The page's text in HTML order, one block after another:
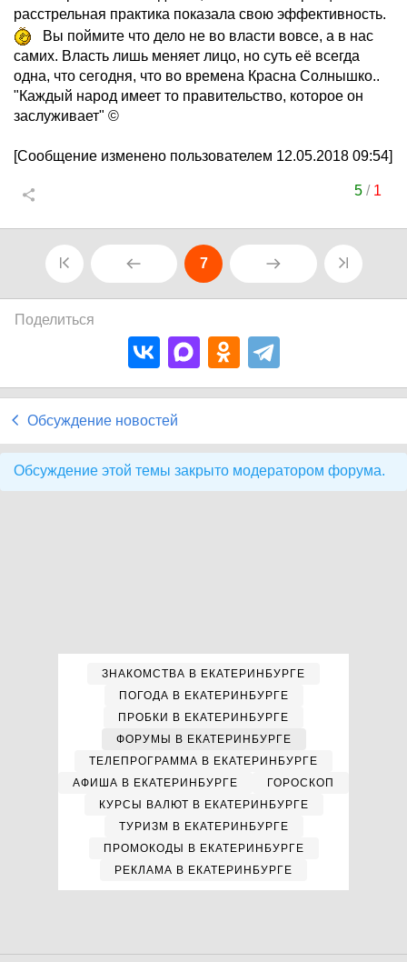
расстрельная практика показала свою эффективность.
Вы поймите что дело не во власти вовсе, а в нас
самих. Власть лишь меняет лицо, но суть её всегда
одна, что сегодня, что во времена Красна Солнышко..
"Каждый народ имеет то правительство, которое он
заслуживает" ©
[Сообщение изменено пользователем 12.05.2018 09:54]
5/ 1
7
Поделиться
Обсуждение новостей
Обсуждение этой темы закрыто модератором форума.
ЗНАКОМСТВА В ЕКАТЕРИНБУРГЕ
ПОГОДА В ЕКАТЕРИНБУРГЕ
ПРОБКИ В ЕКАТЕРИНБУРГЕ
ФОРУМЫ В ЕКАТЕРИНБУРГЕ
ТЕЛЕПРОГРАММА В ЕКАТЕРИНБУРГЕ
АФИША В ЕКАТЕРИНБУРГЕ
ГОРОСКОП
КУРСЫ ВАЛЮТ В ЕКАТЕРИНБУРГЕ
ТУРИЗМ В ЕКАТЕРИНБУРГЕ
ПРОМОКОДЫ В ЕКАТЕРИНБУРГЕ
РЕКЛАМА В ЕКАТЕРИНБУРГЕ